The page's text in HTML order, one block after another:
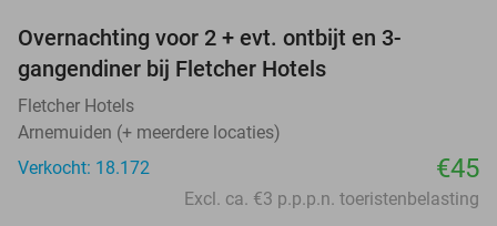
Overnachting voor 2 + evt. ontbijt en 3-
gangendiner bij Fletcher Hotels
Fletcher Hotels
Arnemuiden (+ meerdere locaties)
Verkocht: 18.172
€45
Excl. ca. €3 p.p.p.n. toeristenbelasting